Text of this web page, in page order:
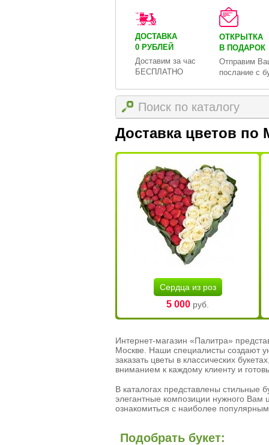
ДОСТАВКА
0 РУБЛЕЙ
Доставим за час
БЕСПЛАТНО
ОТКРЫТКА
В ПОДАРОК
Отправим
послание с
Доставка цветов по
Сердца из роз
5 000 руб.
Интернет-магазин «Палитра»
Москве. Наши специалисты создают
заказать цветы в классических
вниманием к каждому клиенту и
В каталогах представлены стильные
элегантные композиции нужного
ознакомиться с наиболее
Подобрать букет: